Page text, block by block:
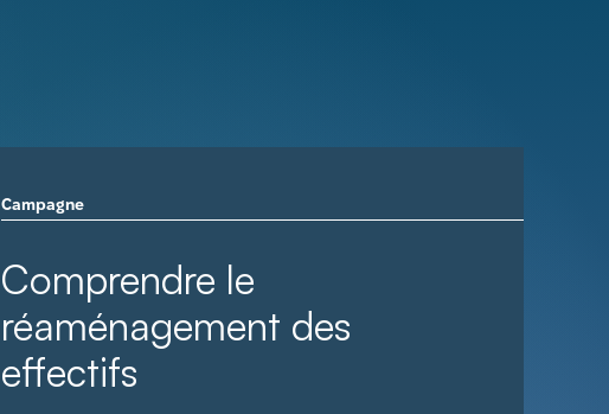
Campagne
Comprendre le
réaménagement des
effectifs